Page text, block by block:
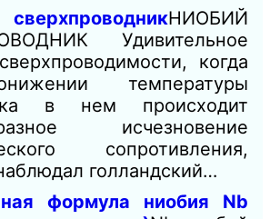
НИОБИЙ
Удивительное
когда
температуры
в нем происходит
исчезновение
сопротивления,
голландский…
формула ниобия Nb